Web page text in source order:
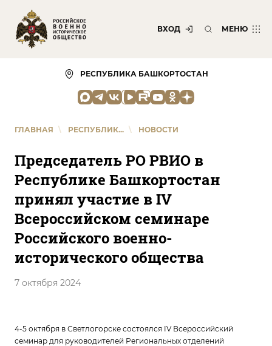
ВХОД МЕНЮ
РЕСПУБЛИКА БАШКОРТОСТАН
ГЛАВНАЯ \ РЕСПУБЛИК... \ НОВОСТИ
Председатель РО РВИО в
Республике Башкортостан
принял участие в IV
Всероссийском семинаре
Российского военно-
исторического общества
7 октября 2024
4-5 октября в Светлогорске состоялся IV Всероссийский
семинар для руководителей Региональных отделений